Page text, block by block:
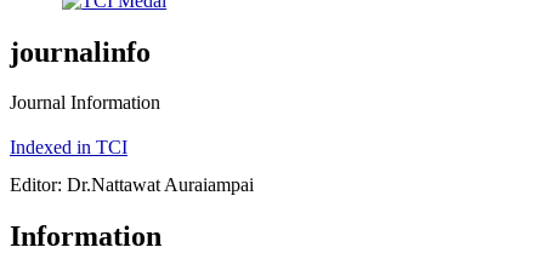
journalinfo
Journal Information
Indexed in TCI
Editor: Dr.Nattawat Auraiampai
Information